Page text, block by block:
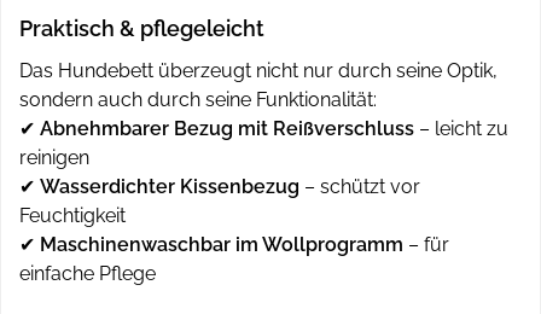
Praktisch & pflegeleicht
Das Hundebett überzeugt nicht nur durch seine Optik,
sondern auch durch seine Funktionalität:
✔ Abnehmbarer Bezug mit Reißverschluss – leicht zu
reinigen
✔ Wasserdichter Kissenbezug – schützt vor
Feuchtigkeit
✔ Maschinenwaschbar im Wollprogramm – für
einfache Pflege